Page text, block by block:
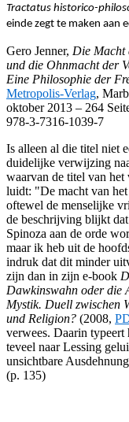
Tractatus historico-
einde zegt te maken aan
Gero Jenner, Die Macht
und die Ohnmacht der
Eine Philosophie der
Metropolis-Verlag,
oktober 2013 – 264
978-3-7316-1039-7
Is alleen al die titel niet
duidelijke verwijzing
waarvan de titel van het
luidt: "De macht van het
oftewel de menselijke
de beschrijving blijkt
Spinoza aan de orde
maar ik heb uit de
indruk dat dit minder
zijn dan in zijn e-book
Dawkinswahn oder die
Mystik. Duell zwischen
und Religion? (2008,
verwees. Daarin typeert
teveel naar Lessing
unsichtbare
(p. 135)